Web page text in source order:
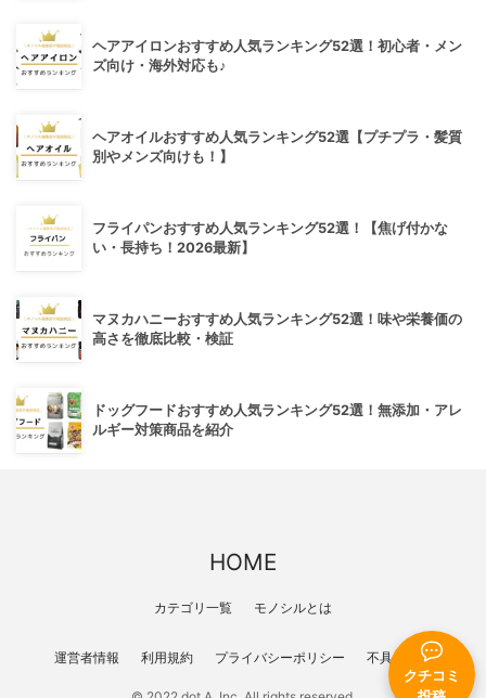
クチコミ
ヘアアイロンおすすめ人気ランキング52選！初心者・メン
ズ向け・海外対応も♪
ヘアオイルおすすめ人気ランキング52選【プチプラ・髪質
別やメンズ向けも！】
フライパンおすすめ人気ランキング52選！【焦げ付かな
い・長持ち！2026最新】
マヌカハニーおすすめ人気ランキング52選！味や栄養価の
高さを徹底比較・検証
ドッグフードおすすめ人気ランキング52選！無添加・アレ
ルギー対策商品を紹介
HOME
カテゴリ一覧 モノシルとは
運営者情報 利用規約 プライバシーポリシー 不具合報告